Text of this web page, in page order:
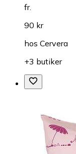
fr.
90 kr
hos Cervera
+3 butiker